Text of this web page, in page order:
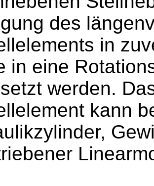
des
in
in eine
werden.
kann